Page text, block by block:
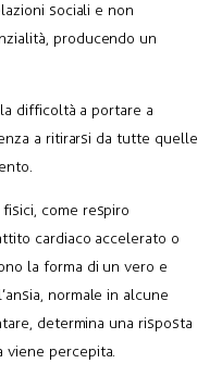
sociali e non
producendo un
difficoltà a portare a
a ritirarsi da tutte quelle
come respiro
cardiaco accelerato o
la forma di un vero e
normale in alcune
determina una risposta
viene percepita.